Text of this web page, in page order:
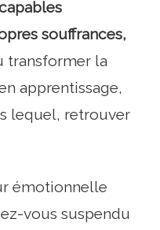
souffrances,
transformer la
apprentissage,
lequel, retrouver
émotionnelle
vous suspendu